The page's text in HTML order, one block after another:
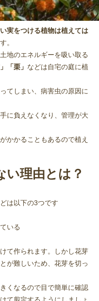
い実をつける植物は植えては
。
地のエネルギーを吸い取る
「栗」 などは自宅の庭に植
てしまい、病害虫の原因に
に負えなくなり、管理が大
かかることもあるので植え
い理由とは？
は以下の3つです
いる
て作られます。しかし花芽
が難しいため、花芽を切っ
くなるので目で簡単に確認
て剪定するようにしましょ